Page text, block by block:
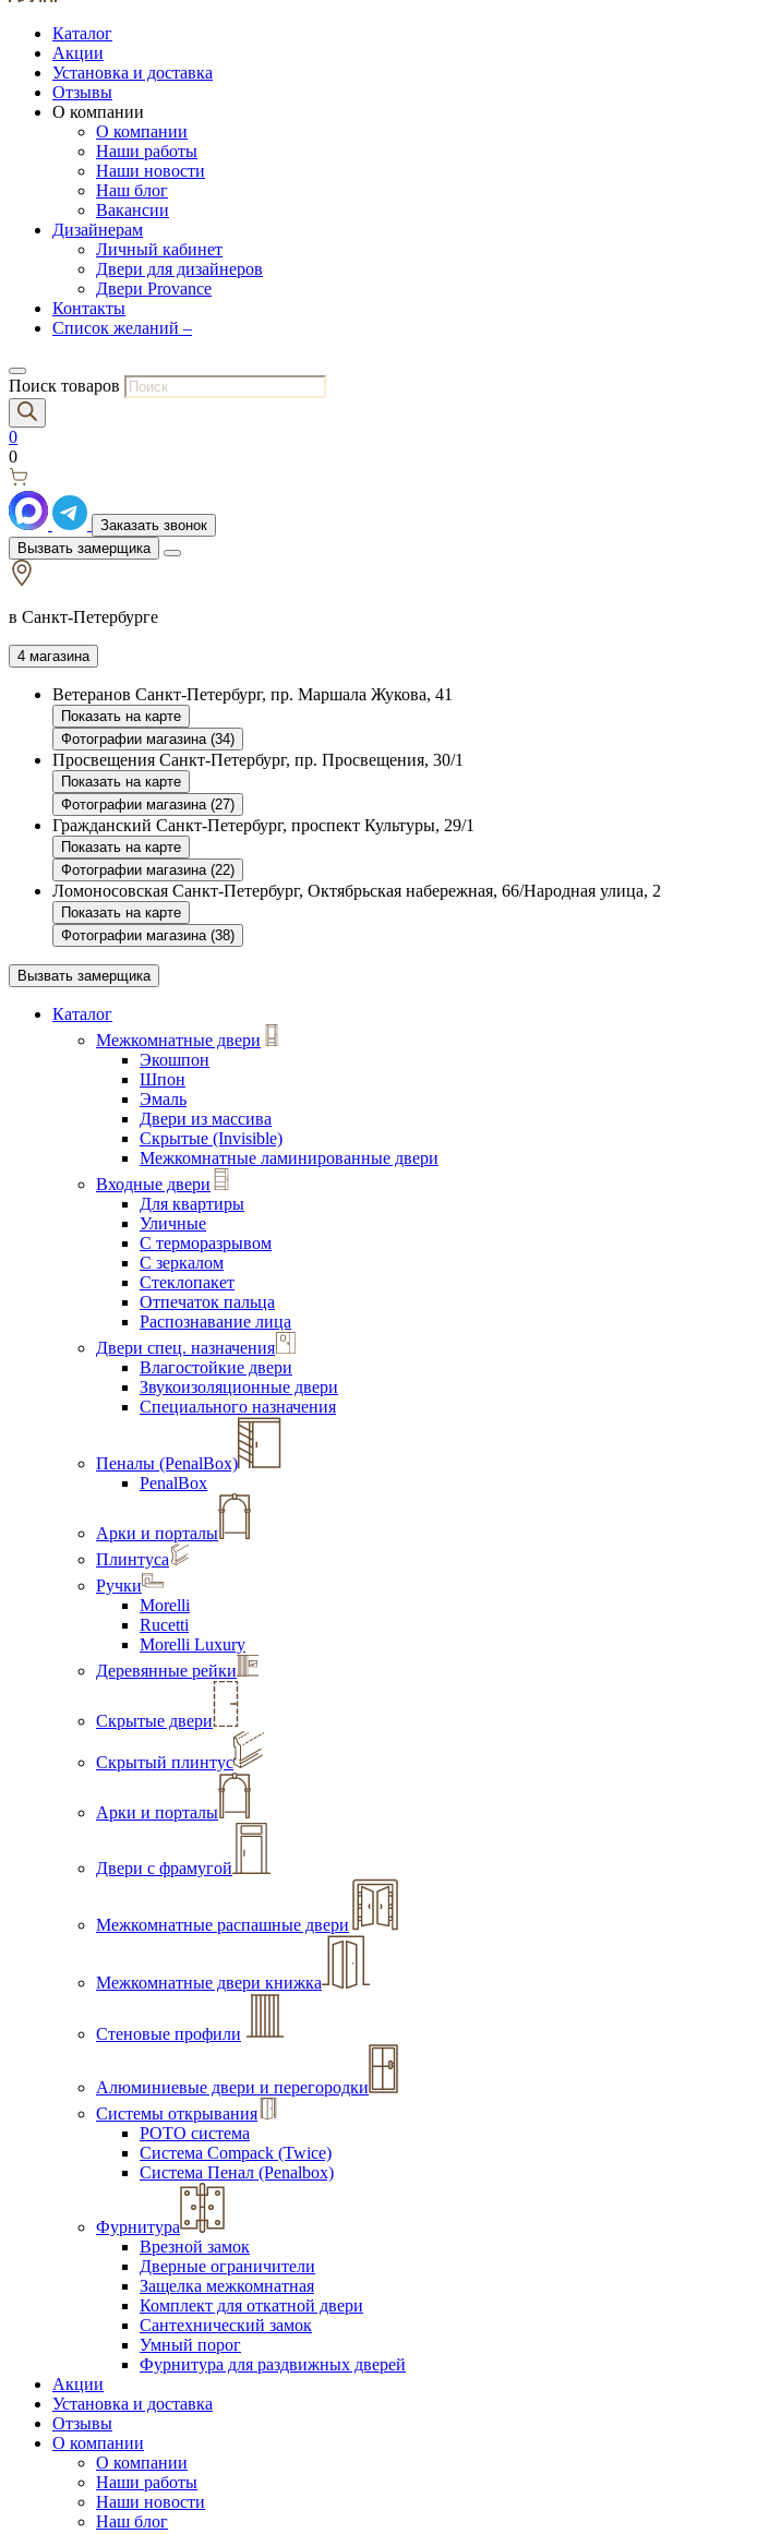
Каталог
Акции
Установка и доставка
Отзывы
О компании
О компании
Наши работы
Наши новости
Наш блог
Вакансии
Дизайнерам
Личный кабинет
Двери для дизайнеров
Двери Provance
Контакты
Список желаний –
Поиск товаров
0
0
Заказать звонок
Вызвать замерщика
в Санкт-Петербурге
4 магазина
Ветеранов Санкт-Петербург, пр. Маршала Жукова, 41
Показать на карте
Фотографии магазина (34)
Просвещения Санкт-Петербург, пр. Просвещения, 30/1
Показать на карте
Фотографии магазина (27)
Гражданский Санкт-Петербург, проспект Культуры, 29/1
Показать на карте
Фотографии магазина (22)
Ломоносовская Санкт-Петербург, Октябрьская набережная, 66/Народная улица, 2
Показать на карте
Фотографии магазина (38)
Вызвать замерщика
Каталог
Межкомнатные двери
Экошпон
Шпон
Эмаль
Двери из массива
Скрытые (Invisible)
Межкомнатные ламинированные двери
Входные двери
Для квартиры
Уличные
С терморазрывом
С зеркалом
Стеклопакет
Отпечаток пальца
Распознавание лица
Двери спец. назначения
Влагостойкие двери
Звукоизоляционные двери
Специального назначения
Пеналы (PenalBox)
PenalBox
Арки и порталы
Плинтуса
Ручки
Morelli
Rucetti
Morelli Luxury
Деревянные рейки
Скрытые двери
Скрытый плинтус
Арки и порталы
Двери с фрамугой
Межкомнатные распашные двери
Межкомнатные двери книжка
Стеновые профили
Алюминиевые двери и перегородки
Системы открывания
РОТО система
Система Compack (Twice)
Система Пенал (Penalbox)
Фурнитура
Врезной замок
Дверные ограничители
Защелка межкомнатная
Комплект для откатной двери
Сантехнический замок
Умный порог
Фурнитура для раздвижных дверей
Акции
Установка и доставка
Отзывы
О компании
О компании
Наши работы
Наши новости
Наш блог